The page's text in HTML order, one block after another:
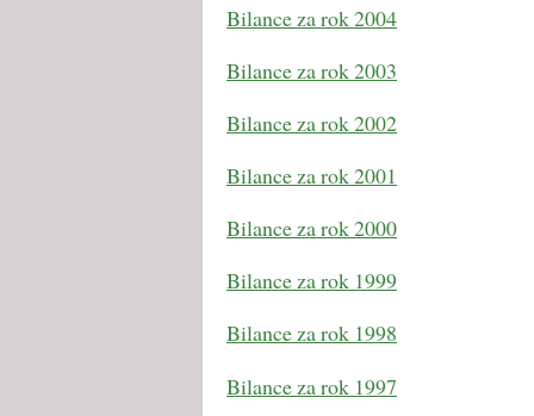
Bilance za rok 2004
Bilance za rok 2003
Bilance za rok 2002
Bilance za rok 2001
Bilance za rok 2000
Bilance za rok 1999
Bilance za rok 1998
Bilance za rok 1997